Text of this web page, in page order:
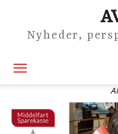
Nyheder,